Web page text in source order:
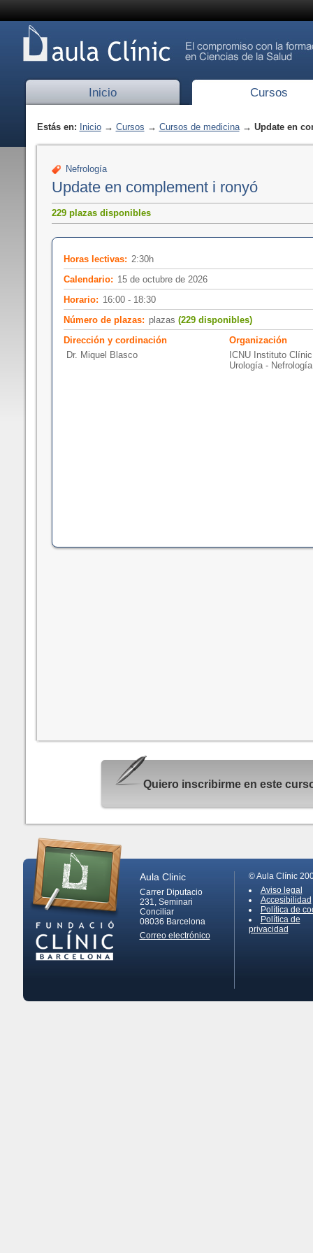
Inicio Cursos
Estás en: Inicio→ Cursos → Cursos de medicina→ Update en
Nefrología
Update en complement i ronyó
229 plazas disponibles
Horas lectivas: 2:30h
Calendario: 15 de octubre de 2026
Horario: 16:00 - 18:30
Número de plazas: plazas (229 disponibles)
Dirección y cordinación
Dr. Miquel Blasco
Organización
ICNU Instituto
Urología -
Quiero inscribirme en este
Aula Clinic
Carrer Diputacio
231, Seminari
Conciliar
08036 Barcelona
Correo electrónico
© Aula Clínic
Aviso legal
Accesibilidad
Política de
Política de
privacidad